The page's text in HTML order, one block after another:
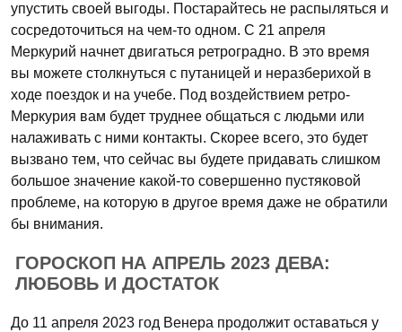
упустить своей выгоды. Постарайтесь не распыляться и
сосредоточиться на чем-то одном. С 21 апреля
Меркурий начнет двигаться ретроградно. В это время
вы можете столкнуться с путаницей и неразберихой в
ходе поездок и на учебе. Под воздействием ретро-
Меркурия вам будет труднее общаться с людьми или
налаживать с ними контакты. Скорее всего, это будет
вызвано тем, что сейчас вы будете придавать слишком
большое значение какой-то совершенно пустяковой
проблеме, на которую в другое время даже не обратили
бы внимания.
ГОРОСКОП НА АПРЕЛЬ 2023 ДЕВА:
ЛЮБОВЬ И ДОСТАТОК
До 11 апреля 2023 год Венера продолжит оставаться у